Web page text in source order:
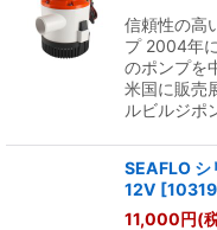
信頼性の高
プ 2004年
のポンプを
米国に販売
ルビルジポ
SEAFLO
12V [
11,000円(